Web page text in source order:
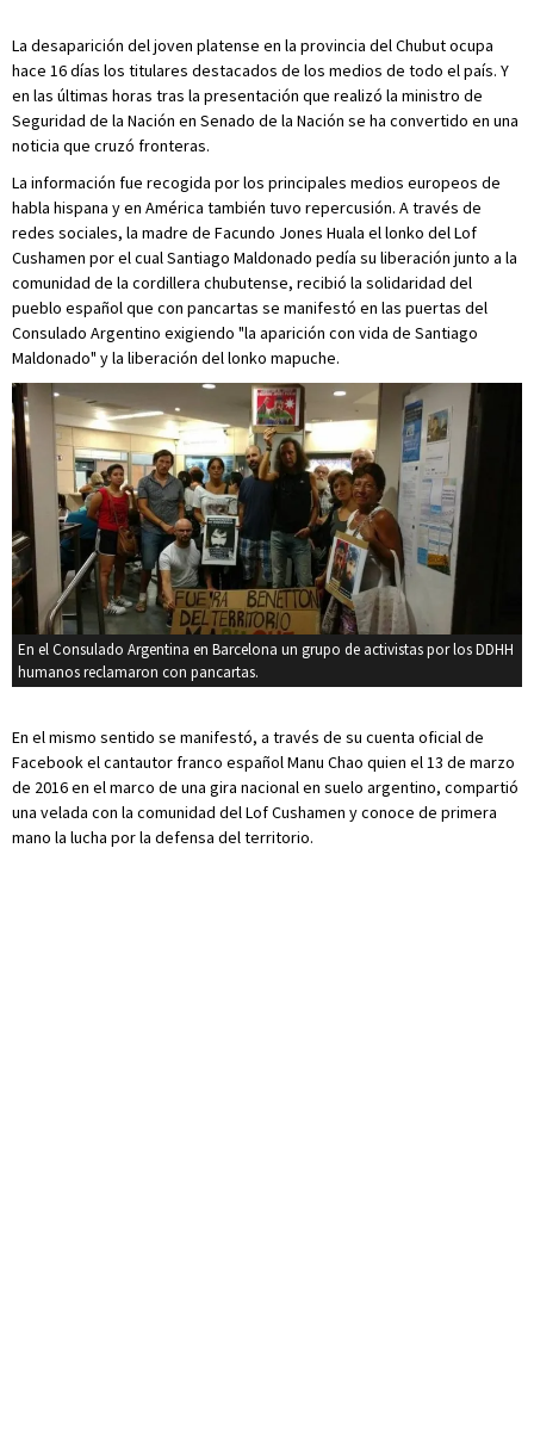
La desaparición del joven platense en la provincia del Chubut ocupa
hace 16 días los titulares destacados de los medios de todo el país. Y
en las últimas horas tras la presentación que realizó la ministro de
Seguridad de la Nación en Senado de la Nación se ha convertido en una
noticia que cruzó fronteras.
La información fue recogida por los principales medios europeos de
habla hispana y en América también tuvo repercusión. A través de
redes sociales, la madre de Facundo Jones Huala el lonko del Lof
Cushamen por el cual Santiago Maldonado pedía su liberación junto a la
comunidad de la cordillera chubutense, recibió la solidaridad del
pueblo español que con pancartas se manifestó en las puertas del
Consulado Argentino exigiendo "la aparición con vida de Santiago
Maldonado" y la liberación del lonko mapuche.
En el Consulado Argentina en Barcelona un grupo de activistas por los DDHH
humanos reclamaron con pancartas.
En el mismo sentido se manifestó, a través de su cuenta oficial de
Facebook el cantautor franco español Manu Chao quien el 13 de marzo
de 2016 en el marco de una gira nacional en suelo argentino, compartió
una velada con la comunidad del Lof Cushamen y conoce de primera
mano la lucha por la defensa del territorio.